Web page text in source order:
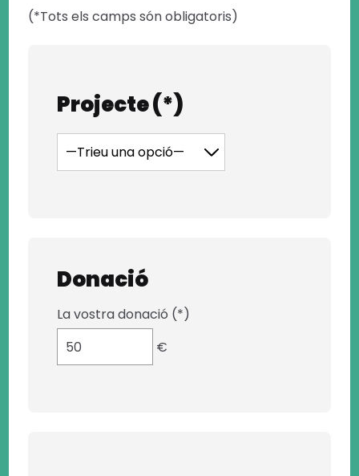
(*Tots els camps són obligatoris)
Projecte (*)
Donació
La vostra donació (*)
€